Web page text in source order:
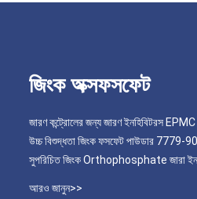
জিংক অক্সফসফেট
জারণ কন্ট্রোলের জন্য জারণ ইনহিবিটরস
উচ্চ বিশুদ্ধতা জিংক ফসফেট পাউডার 7779-
সুপরিচিত জিংক Orthophosphate জারা
আরও জানুন>>